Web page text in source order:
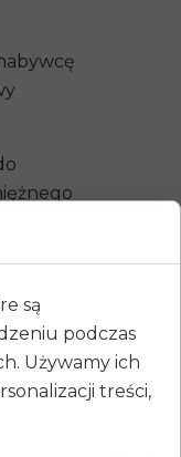
do
są
podczas
Używamy ich
treści,